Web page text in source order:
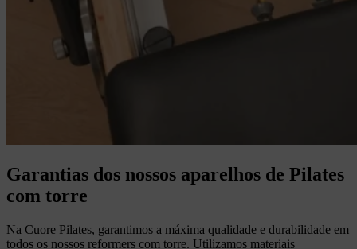
Garantias dos nossos aparelhos de Pilates
com torre
Na Cuore Pilates, garantimos a máxima qualidade e durabilidade em
todos os nossos reformers com torre. Utilizamos materiais